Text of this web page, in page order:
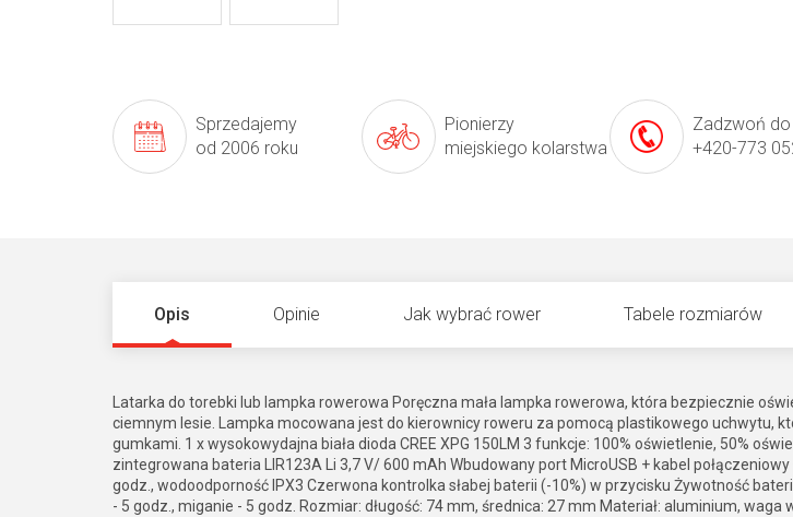
Sprzedajemy
od 2006 roku
Pionierzy
miejskiego kolarstwa
Zadzwoń do
+420-773
Opis Opinie Jak wybrać rower Tabele rozmiarów
Latarka do torebki lub lampka rowerowa Poręczna mała lampka rowerowa, która bezpiecznie
ciemnym lesie. Lampka mocowana jest do kierownicy roweru za pomocą plastikowego uchwytu,
gumkami. 1 x wysokowydajna biała dioda CREE XPG 150LM 3 funkcje: 100% oświetlenie, 50%
zintegrowana bateria LIR123A Li 3,7 V/ 600 mAh Wbudowany port MicroUSB + kabel połączeniowy
godz., wodoodporność IPX3 Czerwona kontrolka słabej baterii (-10%) w przycisku Żywotność
- 5 godz., miganie - 5 godz. Rozmiar: długość: 74 mm, średnica: 27 mm Materiał: aluminium, waga